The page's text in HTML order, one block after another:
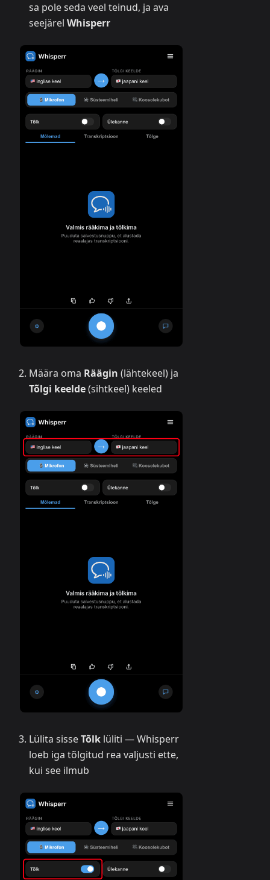
sa pole seda veel teinud, ja ava
seejärel Whisperr
Määra oma Räägin (lähtekeel) ja
Tõlgi keelde(sihtkeel) keeled
Lülita sisseTõlk lüliti — Whisperr
loeb iga tõlgitud rea valjusti ette,
kui see ilmub